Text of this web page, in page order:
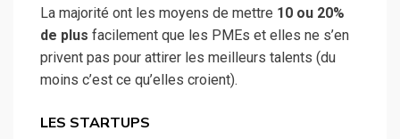
La majorité ont les moyens de mettre 10 ou 20%
de plus facilement que les PMEs et elles ne s’en
privent pas pour attirer les meilleurs talents (du
moins c’est ce qu’elles croient).
LES STARTUPS